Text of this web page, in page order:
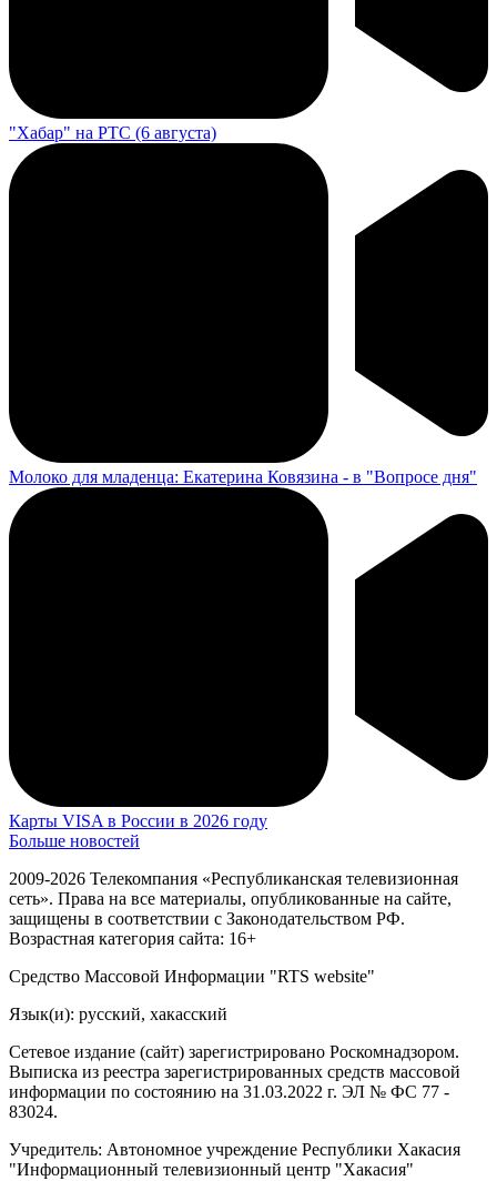
"Хабар" на РТС (6 августа)
Молоко для младенца: Екатерина Ковязина - в "Вопросе дня"
Карты VISA в России в 2026 году
Больше новостей
2009-2026 Телекомпания «Республиканская телевизионная
сеть». Права на все материалы, опубликованные на сайте,
защищены в соответствии с Законодательством РФ.
Возрастная категория сайта: 16+
Средство Массовой Информации "RTS website"
Язык(и): русский, хакасский
Сетевое издание (сайт) зарегистрировано Роскомнадзором.
Выписка из реестра зарегистрированных средств массовой
информации по состоянию на 31.03.2022 г. ЭЛ № ФС 77 -
83024.
Учредитель: Автономное учреждение Республики Хакасия
"Информационный телевизионный центр "Хакасия"